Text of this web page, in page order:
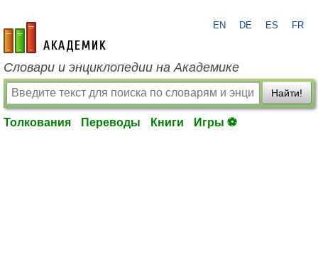
academic.ru
EN DE ES FR
Словари и энциклопедии на Академике
Найти!
Толкования Переводы Книги Игры ⚽